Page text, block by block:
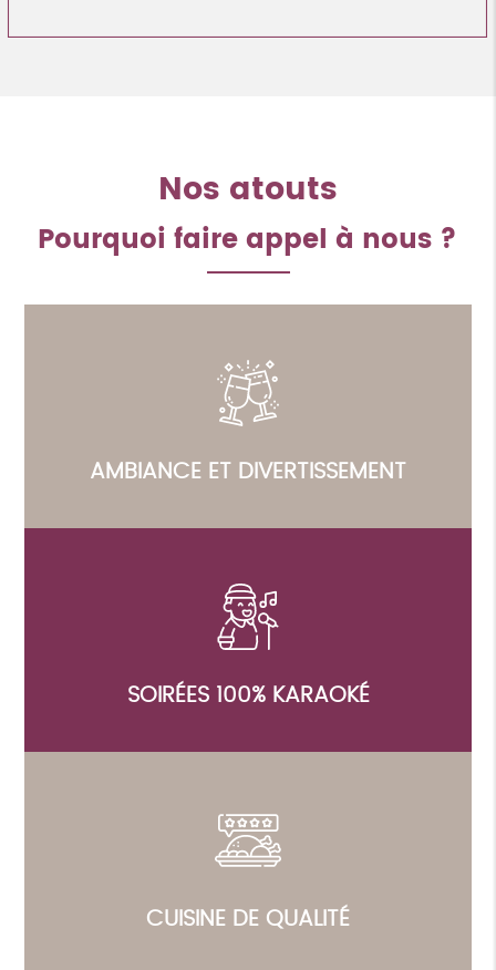
Nos atouts
Pourquoi faire appel à nous ?
AMBIANCE ET DIVERTISSEMENT
SOIRÉES 100% KARAOKÉ
CUISINE DE QUALITÉ